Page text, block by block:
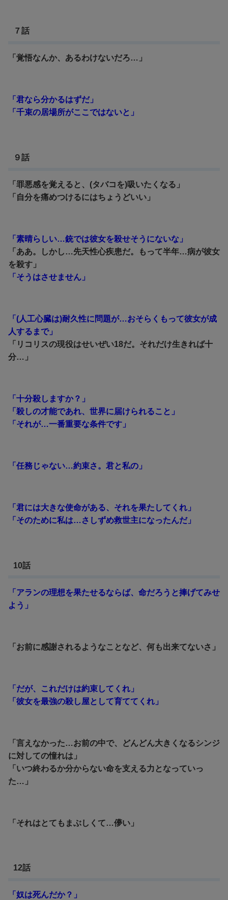
７話
「覚悟なんか、あるわけないだろ…」
「君なら分かるはずだ」
「千束の居場所がここではないと」
９話
「罪悪感を覚えると、(タバコを)吸いたくなる」
「自分を痛めつけるにはちょうどいい」
「素晴らしい…銃では彼女を殺せそうにないな」
「ああ。しかし…先天性心疾患だ。もって半年…病が彼女
を殺す」
「そうはさせません」
「(人工心臓は)耐久性に問題が…おそらくもって彼女が成
人するまで」
「リコリスの現役はせいぜい18だ。それだけ生きれば十
分…」
「十分殺しますか？」
「殺しの才能であれ、世界に届けられること」
「それが…一番重要な条件です」
「任務じゃない…約束さ。君と私の」
「君には大きな使命がある、それを果たしてくれ」
「そのために私は…さしずめ救世主になったんだ」
10話
「アランの理想を果たせるならば、命だろうと捧げてみせ
よう」
「お前に感謝されるようなことなど、何も出来てないさ」
「だが、これだけは約束してくれ」
「彼女を最強の殺し屋として育ててくれ」
「言えなかった…お前の中で、どんどん大きくなるシンジ
に対しての憧れは」
「いつ終わるか分からない命を支える力となっていっ
た…」
「それはとてもまぶしくて…儚い」
12話
「奴は死んだか？」